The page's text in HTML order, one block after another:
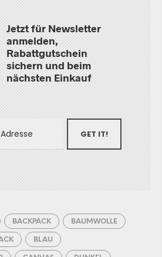
Jetzt für Newsletter
anmelden,
Rabattgutschein
sichern und beim
nächsten Einkauf
GET IT!
BACKPACK BAUMWOLLE
BLAU